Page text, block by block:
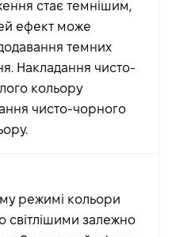
стає темнішим,
ефект може
темних
Накладання чисто-
кольору
чисто-чорного
режимі кольори
світлішими залежно